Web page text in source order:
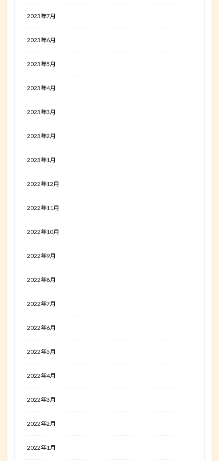
2023年7月
2023年6月
2023年5月
2023年4月
2023年3月
2023年2月
2023年1月
2022年12月
2022年11月
2022年10月
2022年9月
2022年8月
2022年7月
2022年6月
2022年5月
2022年4月
2022年3月
2022年2月
2022年1月